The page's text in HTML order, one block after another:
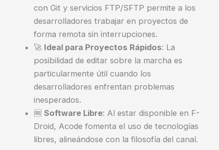
con Git y servicios FTP/SFTP permite a los
desarrolladores trabajar en proyectos de
forma remota sin interrupciones.
🚀 Ideal para Proyectos Rápidos: La
posibilidad de editar sobre la marcha es
particularmente útil cuando los
desarrolladores enfrentan problemas
inesperados.
🆓Software Libre: Al estar disponible en F-
Droid, Acode fomenta el uso de tecnologías
libres, alineándose con la filosofía del canal.